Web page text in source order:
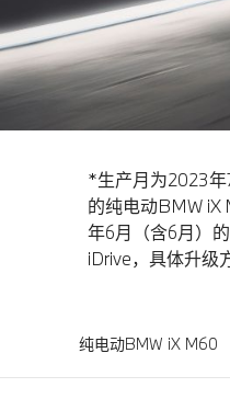
*生产月为2023年
的纯电动BMW iX
年6月（含6月）
iDrive，具体升级
纯电动BMW iX M60